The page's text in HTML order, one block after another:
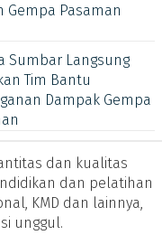
Gempa Pasaman
Sumbar Langsung
Tim Bantu
Dampak Gempa
dan kualitas
dan pelatihan
KMD dan lainnya,
unggul.